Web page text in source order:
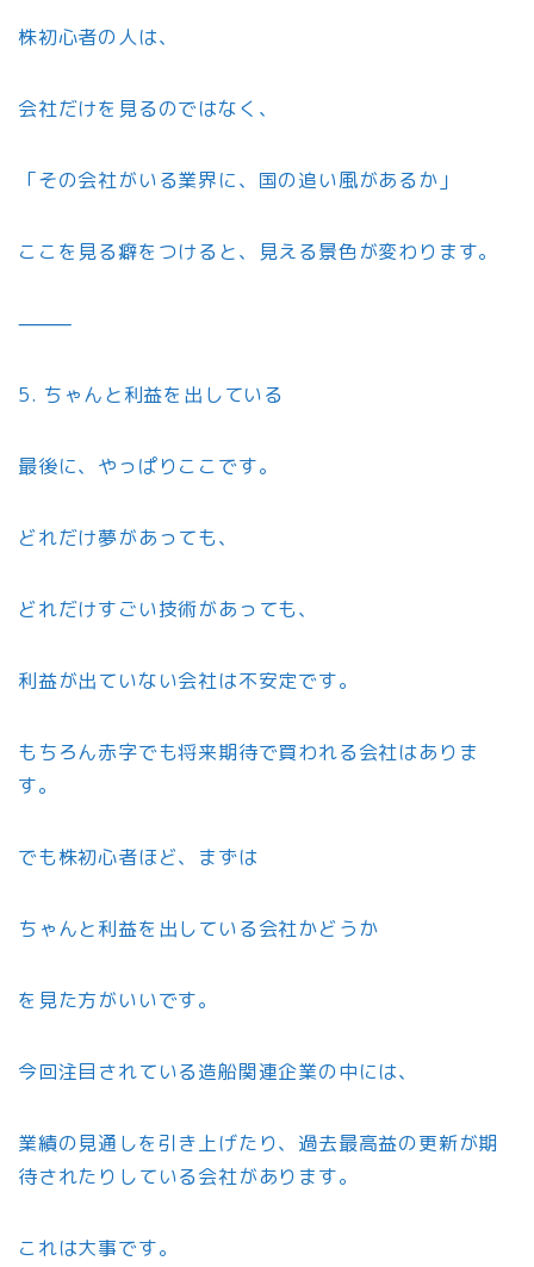
株初心者の人は、
会社だけを見るのではなく、
「その会社がいる業界に、国の追い風があるか」
ここを見る癖をつけると、見える景色が変わります。
⸻
5. ちゃんと利益を出している
最後に、やっぱりここです。
どれだけ夢があっても、
どれだけすごい技術があっても、
利益が出ていない会社は不安定です。
もちろん赤字でも将来期待で買われる会社はありま
す。
でも株初心者ほど、まずは
ちゃんと利益を出している会社かどうか
を見た方がいいです。
今回注目されている造船関連企業の中には、
業績の見通しを引き上げたり、過去最高益の更新が期
待されたりしている会社があります。
これは大事です。